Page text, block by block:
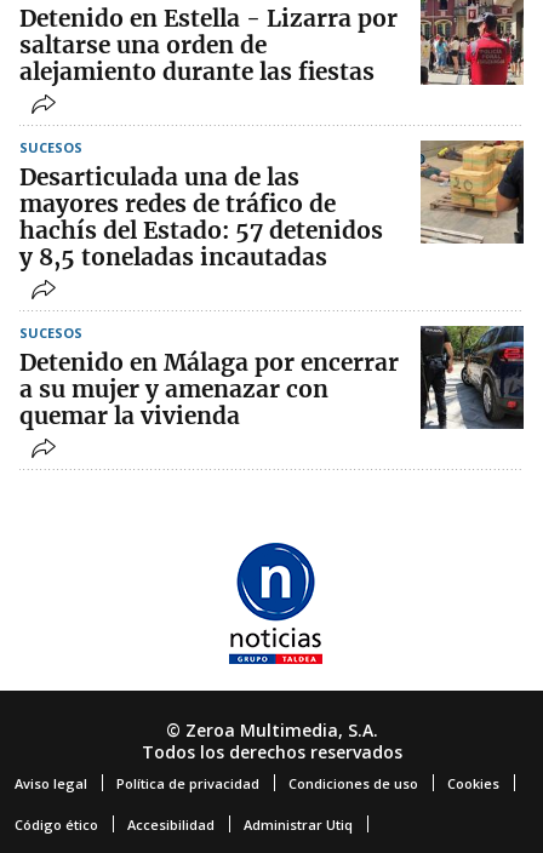
Detenido en Estella - Lizarra por
saltarse una orden de
alejamiento durante las fiestas
SUCESOS
Desarticulada una de las
mayores redes de tráfico de
hachís del Estado: 57 detenidos
y 8,5 toneladas incautadas
SUCESOS
Detenido en Málaga por encerrar
a su mujer y amenazar con
quemar la vivienda
© Zeroa Multimedia, S.A.
Todos los derechos reservados
Aviso legal Política de privacidad Condiciones de uso Cookies
Código ético Accesibilidad Administrar Utiq